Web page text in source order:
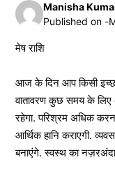
Manisha
Published on -
मेष राशि
आज के दिन आप किसी
वातावरण कुछ समय के
रहेगा. परिश्रम अधिक
आर्थिक हानि कराएगी.
बनाएंगे. स्वस्थ का